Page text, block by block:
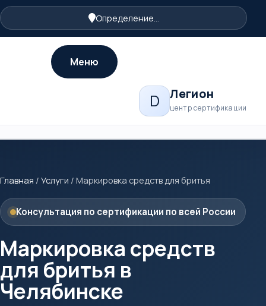
Определение...
D Легион
центр сертификации
Меню
Главная / Услуги / Маркировка средств для бритья
Консультация по сертификации по всей России
Маркировка средств
для бритья в
Челябинске